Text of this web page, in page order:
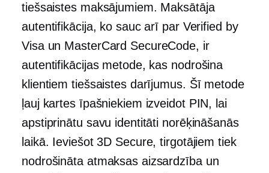
tiešsaistes maksājumiem. Maksātāja
autentifikācija, ko sauc arī par Verified by
Visa un MasterCard SecureCode, ir
autentifikācijas metode, kas nodrošina
klientiem tiešsaistes darījumus. Šī metode
ļauj kartes īpašniekiem izveidot PIN, lai
apstiprinātu savu identitāti norēķināšanās
laikā. Ieviešot 3D Secure, tirgotājiem tiek
nodrošināta atmaksas aizsardzība un